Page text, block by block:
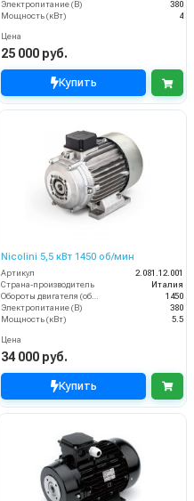
Электропитание (В)
380
Мощность (кВт)
4
Цена
25 000 руб.
Купить
Nicolini 5,5 кВт 1450 об/мин
Артикул
2.081.12.001
Страна-производитель
Италия
1450
Электропитание (В)
380
Мощность (кВт)
5.5
Цена
34 000 руб.
Купить